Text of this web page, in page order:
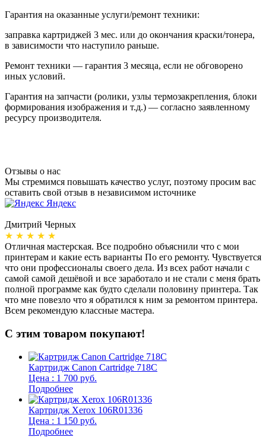
Гарантия на оказанные услуги/ремонт техники:
заправка картриджей 3 мес. или до окончания краски/тонера,
в зависимости что наступило раньше.
Ремонт техники — гарантия 3 месяца, если не обговорено
иных условий.
Гарантия на запчасти (ролики, узлы термозакрепления, блоки
формирования изображения и т.д.) — согласно заявленному
ресурсу производителя.
Отзывы о нас
Мы стремимся повышать качество услуг, поэтому просим вас
оставить свой отзыв в независимом источнике
Яндекс
Дмитрий Черных
★ ★ ★ ★ ★
Отличная мастерская. Все подробно объяснили что с мои
принтерам и какие есть варианты По его ремонту. Чувствуется
что они профессионалы своего дела. Из всех работ начали с
самой самой дешёвой и все заработало и не стали с меня брать
полной программе как будто сделали половину принтера. Так
что мне повезло что я обратился к ним за ремонтом принтера.
Всем рекомендую классные мастера.
С этим товаром покупают!
Картридж Canon Cartridge 718C
Цена : 1 700 руб.
Подробнее
Картридж Xerox 106R01336
Цена : 1 150 руб.
Подробнее